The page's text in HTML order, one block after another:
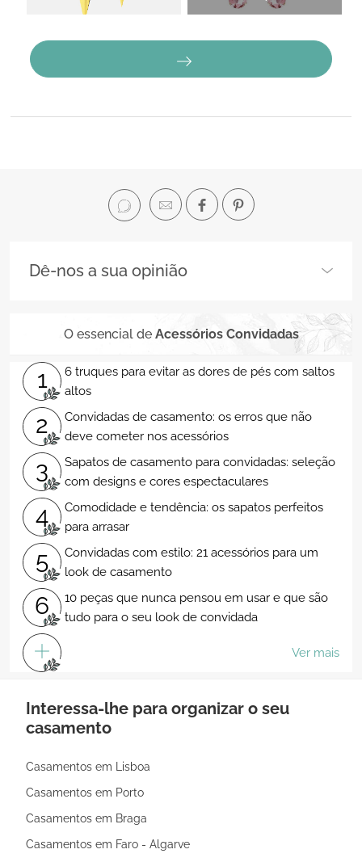
Dê-nos a sua opinião
O essencial de Acessórios Convidadas
1
6 truques para evitar as dores de pés com saltos
altos
2
Convidadas de casamento: os erros que não
deve cometer nos acessórios
3
Sapatos de casamento para convidadas: seleção
com designs e cores espectaculares
4
Comodidade e tendência: os sapatos perfeitos
para arrasar
5
Convidadas com estilo: 21 acessórios para um
look de casamento
6
10 peças que nunca pensou em usar e que são
tudo para o seu look de convidada
Ver mais
Interessa-lhe para organizar o seu
casamento
Casamentos em Lisboa
Casamentos em Porto
Casamentos em Braga
Casamentos em Faro - Algarve